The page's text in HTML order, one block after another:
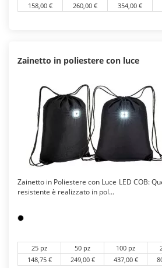
158,00 €
260,00 € 354,00 €
Zainetto in poliestere con luce
Zainetto in Poliestere con Luce LED COB:
resistente è realizzato in pol...
25 pz 50 pz 100 pz
148,75 €
249,00 € 437,00 €